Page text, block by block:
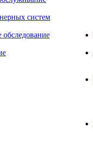
систем
обследование